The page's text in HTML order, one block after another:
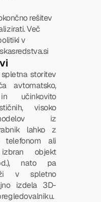
rešitev
Več
v
storitev
avtomatsko,
učinkovito
visoko
iz
lahko z
telefonom ali
objekt
nato pa
v spletno
izdela 3D-